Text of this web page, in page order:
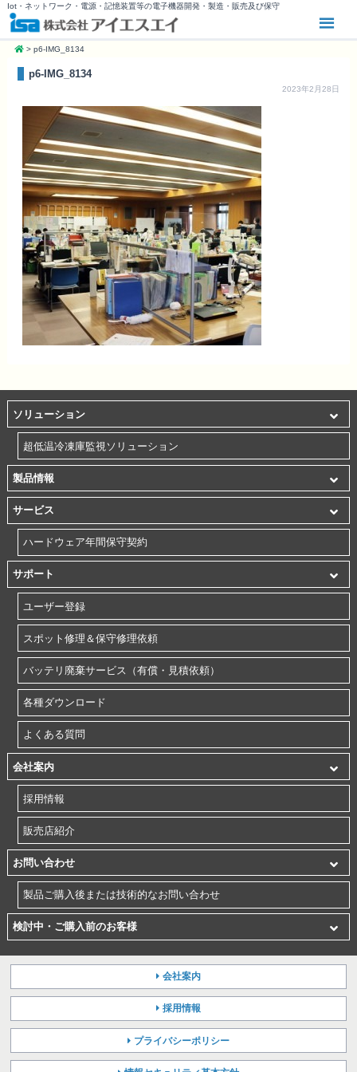
Iot・ネットワーク・電源・記憶装置等の電子機器開発・製造・販売及び保守
> p6-IMG_8134
p6-IMG_8134
2023年2月28日
ソリューション
超低温冷凍庫監視ソリューション
製品情報
サービス
ハードウェア年間保守契約
サポート
ユーザー登録
スポット修理＆保守修理依頼
バッテリ廃棄サービス（有償・見積依頼）
各種ダウンロード
よくある質問
会社案内
採用情報
販売店紹介
お問い合わせ
製品ご購入後または技術的なお問い合わせ
検討中・ご購入前のお客様
会社案内
採用情報
プライバシーポリシー